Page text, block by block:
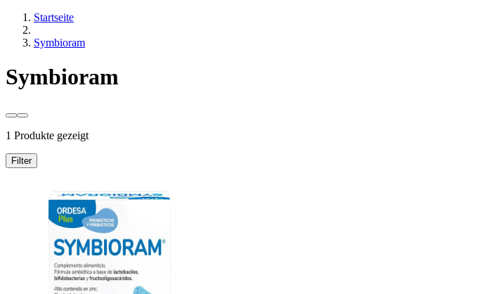
Startseite
Symbioram
Symbioram
1 Produkte gezeigt
Filter